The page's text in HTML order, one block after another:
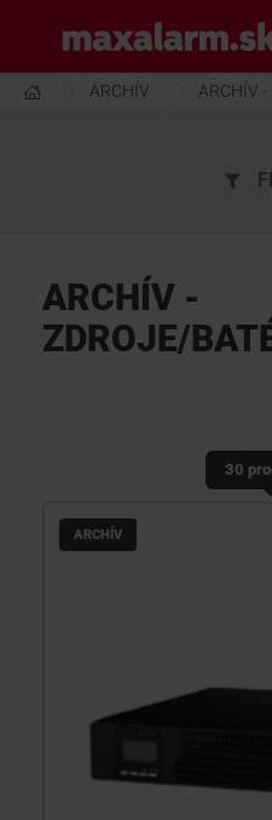
hlavnému
obsahu
www.maxalarm.sk
SPOLOČNOSŤ
ARCHÍV ARCHÍV -
ARCHÍV -
ZDROJE/
30
ARCHÍV